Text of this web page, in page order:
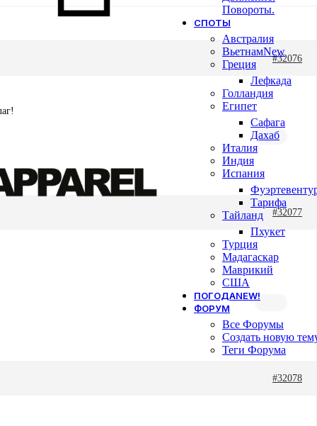
Повороты.
СПОТЫ
Австралия
ВьетнамNew
Греция
Лефкада
Голландия
Египет
Сафага
Дахаб
Италия
Индия
Испания
Тарифа
Тайланд
Пхукет
Турция
Мадагаскар
Маврикий
США
ПОГОДАNEW!
ФОРУМ
Все Форумы
Создать новую
Теги Форума
#32076
#32077
#32078